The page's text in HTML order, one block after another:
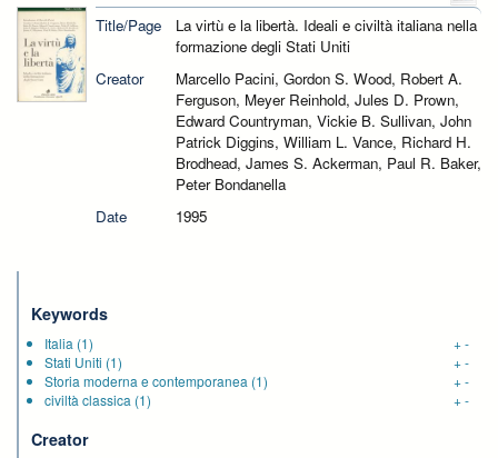
Title/Page
La virtù e la libertà. Ideali e civiltà italiana nella
formazione degli Stati Uniti
Creator
Marcello Pacini, Gordon S. Wood, Robert A.
Ferguson, Meyer Reinhold, Jules D. Prown,
Edward Countryman, Vickie B. Sullivan, John
Patrick Diggins, William L. Vance, Richard H.
Brodhead, James S. Ackerman, Paul R. Baker,
Peter Bondanella
Date
1995
Keywords
Italia (1) +-
Stati Uniti (1) +-
Storia moderna e contemporanea (1) +-
civiltà classica (1) +-
Creator